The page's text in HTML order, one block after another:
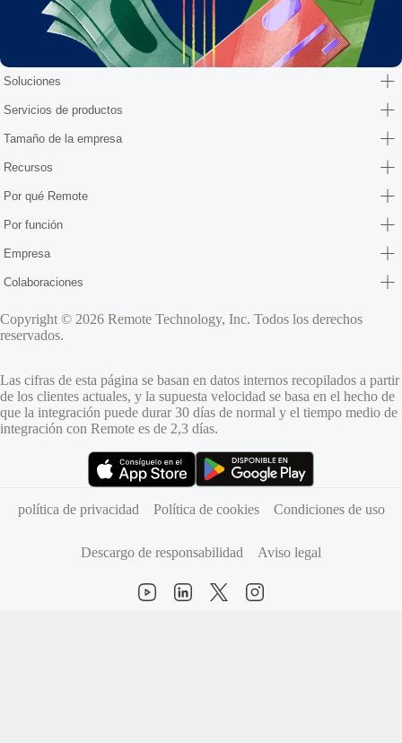
Soluciones
Servicios de productos
Tamaño de la empresa
Recursos
Por qué Remote
Por función
Empresa
Colaboraciones
Copyright © 2026 Remote Technology, Inc. Todos los derechos
reservados.
Las cifras de esta página se basan en datos internos recopilados a partir
de los clientes actuales, y la supuesta velocidad se basa en el hecho de
que la integración puede durar 30 días de normal y el tiempo medio de
integración con Remote es de 2,3 días.
política de privacidad
Política de cookies Condiciones de uso
Descargo de responsabilidad Aviso legal